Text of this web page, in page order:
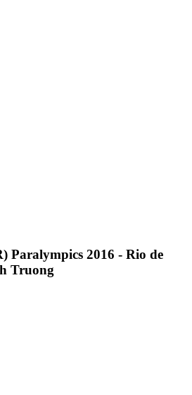
Paralympics 2016 - Rio de
Truong